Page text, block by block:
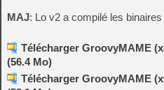
MAJ: Lo v2 a compilé les
Télécharger GroovyMAME
(56.4 Mo)
Télécharger GroovyMAME